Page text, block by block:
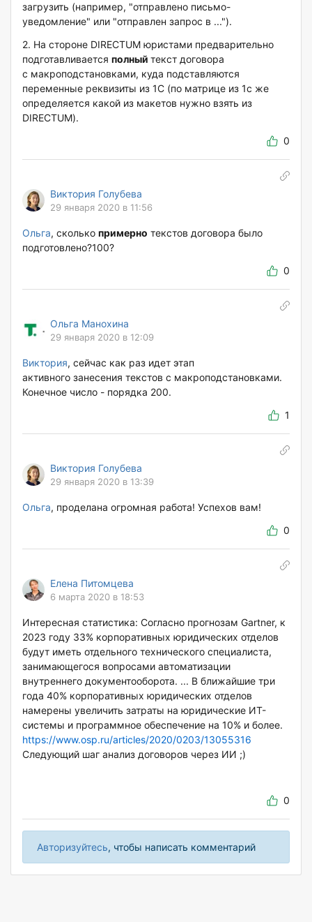
загрузить (например, "отправлено письмо-
уведомление" или "отправлен запрос в ...").
2. На стороне DIRECTUM юристами предварительно
подготавливается полный текст договора
с макроподстановками, куда подставляются
переменные реквизиты из 1С (по матрице из 1с же
определяется какой из макетов нужно взять из
DIRECTUM).
0
Виктория Голубева
29 января 2020 в 11:56
Ольга, сколько примерно текстов договора было
подготовлено?100?
0
Ольга Манохина
29 января 2020 в 12:09
Виктория, сейчас как раз идет этап
активного занесения текстов с макроподстановками.
Конечное число - порядка 200.
1
Виктория Голубева
29 января 2020 в 13:39
Ольга, проделана огромная работа! Успехов вам!
0
Елена Питомцева
6 марта 2020 в 18:53
Интересная статистика: Согласно прогнозам Gartner, к
2023 году 33% корпоративных юридических отделов
будут иметь отдельного технического специалиста,
занимающегося вопросами автоматизации
внутреннего документооборота. ... В ближайшие три
года 40% корпоративных юридических отделов
намерены увеличить затраты на юридические ИТ-
системы и программное обеспечение на 10% и более.
https://www.osp.ru/articles/2020/0203/13055316
Следующий шаг анализ договоров через ИИ ;)
0
Авторизуйтесь, чтобы написать комментарий